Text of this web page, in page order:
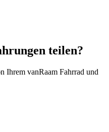
teilen?
Ihrem vanRaam Fahrrad und